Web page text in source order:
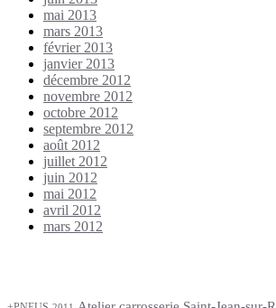
mai 2013
mars 2013
février 2013
janvier 2013
décembre 2012
novembre 2012
octobre 2012
septembre 2012
août 2012
juillet 2012
juin 2012
mai 2012
avril 2012
mars 2012